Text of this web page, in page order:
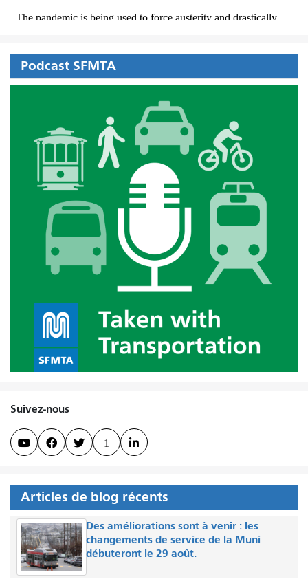
Podcast SFMTA
Suivez-nous
   1 
Articles de blog récents
Des améliorations sont à venir : les
changements de service de la Muni
débuteront le 29 août.